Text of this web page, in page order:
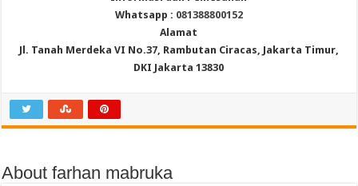
Whatsapp : 081388800152
Alamat
Jl. Tanah Merdeka VI No.37, Rambutan Ciracas, Jakarta Timur,
DKI Jakarta 13830
About farhan mabruka